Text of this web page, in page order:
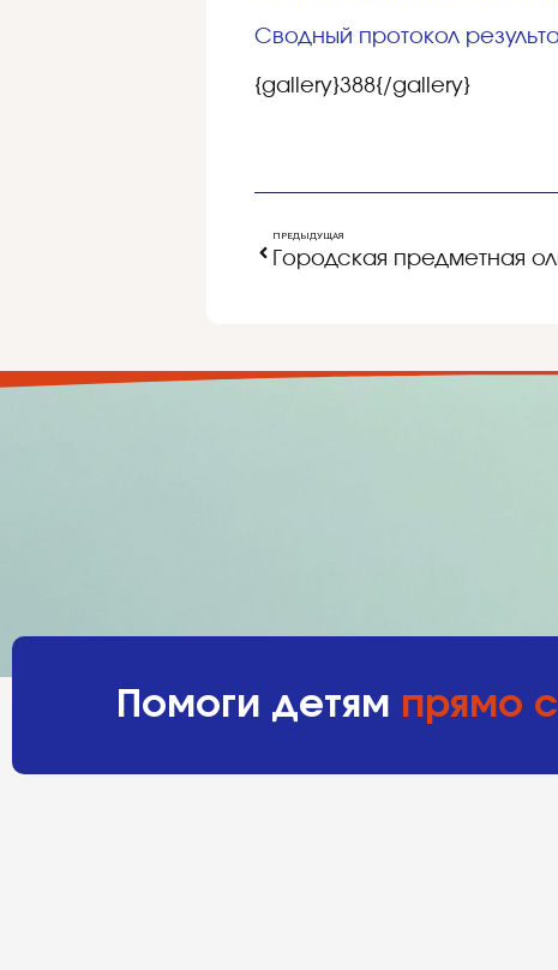
Сводный протокол
{gallery}388{/gallery}
ПРЕДЫДУЩАЯ
Помоги детям прямо